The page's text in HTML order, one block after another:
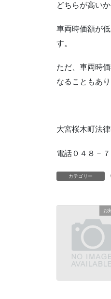
どちらが高いか
車両時価額が
す。
ただ、車両時
なることもあり
大宮桜木町法
電話０４８－
カテゴリー
お